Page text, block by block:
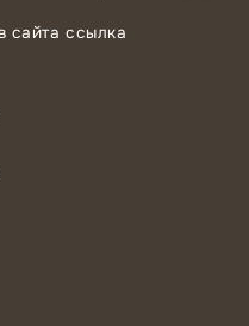
сайта ссылка